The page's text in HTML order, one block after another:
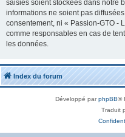
saisies soient stockées dans notre
informations ne soient pas
consentement, ni « Passion-GTO -
comme responsables en cas de
les données.
Index du forum
Développé parphpBB®
Traduit